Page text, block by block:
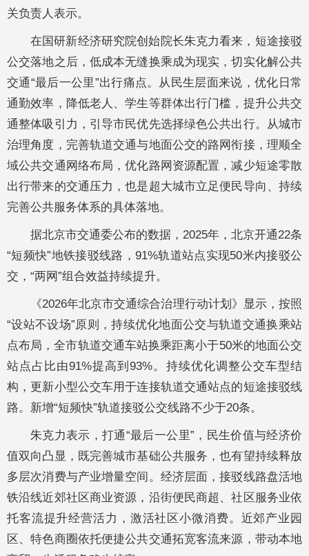
关负责人表示。
在国研新经济研究院创始院长朱克力看来，短途接驳
公交落地之后，低成本无缝换乘成为现实，切实化解公共
交通“最后一公里”出行痛点。从民生层面来说，优化日常
通勤效率，降低老人、学生等群体出行门槛，提升公共交
通整体吸引力，引导市民优先选择绿色公共出行。从城市
治理角度，完善轨道交通与地面公交的路网衔接，理顺全
域公共交通网络布局，优化路网资源配置，减少短途零散
出行带来的交通压力，也是超大城市立足便民导向、持续
完善公共服务体系的具体落地。
据北京市交通委公布的数据，2025年，北京开通22条
“短频快”地铁接驳线路，91%轨道站点实现50米内接驳公
交，“两网”组合效益持续提升。
《2026年北京市交通综合治理行动计划》显示，按照
“设站不设场”原则，持续优化地面公交与轨道交通换乘站
点布局，全市轨道交通车站换乘距离小于50米的地面公交
站点占比由91%提高到93%。持续优化调整公交车型结
构，更新小型公交车用于连接轨道交通站点的短途接驳线
路。新增“短频快”轨道接驳公交线路不少于20条。
朱克力表示，打通“最后一公里”，民生价值与经济价
值双向凸显，既完善城市基础公共服务，也有望持续释放
多层次消费与产业增量空间。经济层面，接驳线路盘活地
铁沿线近郊社区商业资源，沿街便民商超、社区服务业依
托客流提升经营活力，激活社区小微消费。近郊产业园
区、特色商圈依托便捷公共交通拓宽客流来源，带动本地